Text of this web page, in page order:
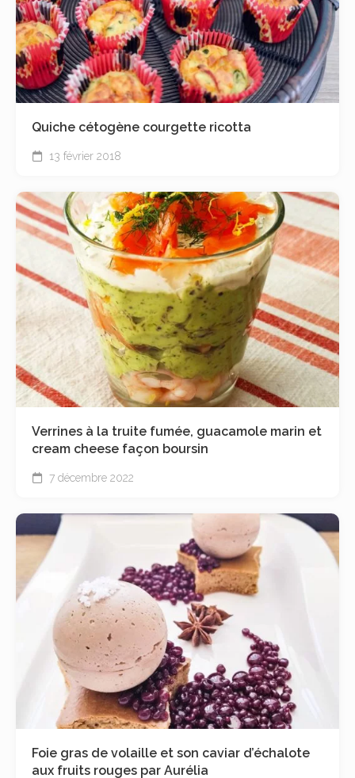
Quiche cétogène courgette ricotta
13 février 2018
Verrines à la truite fumée, guacamole marin et
cream cheese façon boursin
7 décembre 2022
Foie gras de volaille et son caviar d’échalote
aux fruits rouges par Aurélia